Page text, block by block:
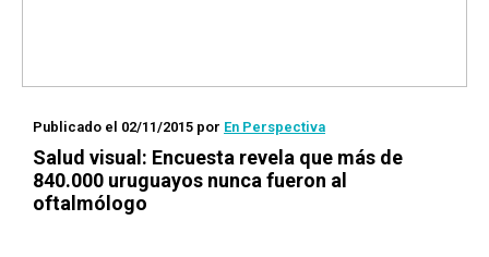
Publicado el 02/11/2015 por En Perspectiva
Salud visual: Encuesta revela que más de
840.000 uruguayos nunca fueron al
oftalmólogo